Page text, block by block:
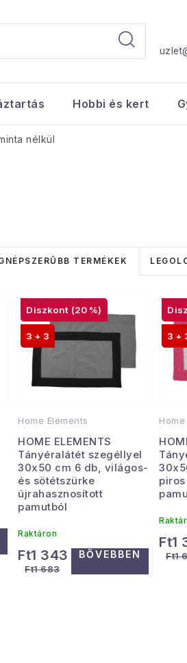
Hobbi és kert
nélkül
TERMÉKEK
Home Elements
HOME ELEMENTS
Tányéralátét szegéllyel
30x50 cm 6 db, világos-
és sötétszürke
újrahasznosított
pamutból
(20 %)
3 + 3
Raktáron
Ft1 343
Ft1 683
BŐVEBBEN
3 +
Ft1
Ft1